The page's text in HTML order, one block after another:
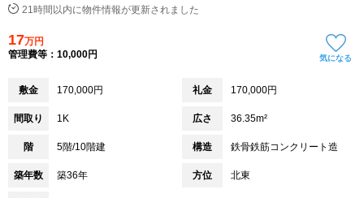
21時間以内に物件情報が更新されました
17万円
管理費等：10,000円
気になる
敷金 170,000円 礼金 170,000円
間取り 1K 広さ 36.35m²
階 5階/10階建 構造 鉄骨鉄筋コンクリート造
築年数 築36年 方位 北東